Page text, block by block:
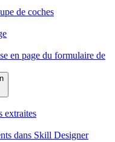
de coches
en page du formulaire de
extraites
dans Skill Designer